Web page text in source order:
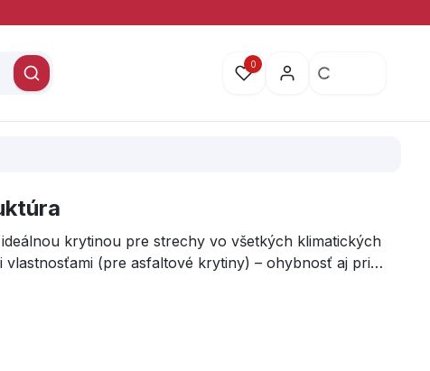
0
krytinou pre strechy vo všetkých klimatických
vlastnosťami (pre asfaltové krytiny) – ohybnosť aj pri